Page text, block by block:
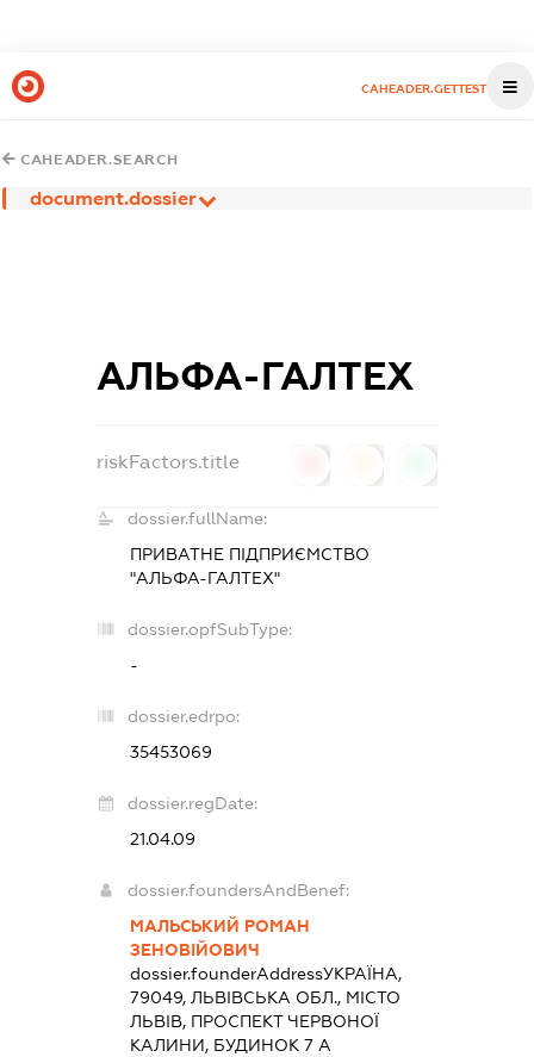
CAHEADER.GETTEST
CAHEADER.SEARCH
document.dossier
АЛЬФА-ГАЛТЕХ
riskFactors.title
dossier.fullName:
ПРИВАТНЕ ПІДПРИЄМСТВО
"АЛЬФА-ГАЛТЕХ"
dossier.opfSubType:
-
dossier.edrpo:
35453069
dossier.regDate:
21.04.09
dossier.foundersAndBenef:
МАЛЬСЬКИЙ РОМАН
ЗЕНОВІЙОВИЧ
dossier.founderAddressУКРАЇНА,
79049, ЛЬВІВСЬКА ОБЛ., МІСТО
ЛЬВІВ, ПРОСПЕКТ ЧЕРВОНОЇ
КАЛИНИ, БУДИНОК 7 А